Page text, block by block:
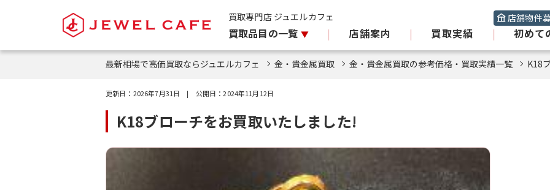
買取専門店 ジュエルカフェ 店舗物件
買取品目の一覧 | 店舗案内 | 買取実績 | 初めて
最新相場で高価買取ならジュエルカフェ 金・貴金属買取 金・貴金属買取の参考価格・買取実績一覧 K18
更新日： 2026年7月31日 | 公開日：2024年11月12日
K18ブローチをお買取いたしました!